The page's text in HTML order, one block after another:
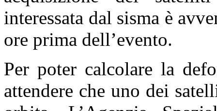
interessata dal sisma è
ore prima dell’evento.
Per poter calcolare la
attendere che uno dei